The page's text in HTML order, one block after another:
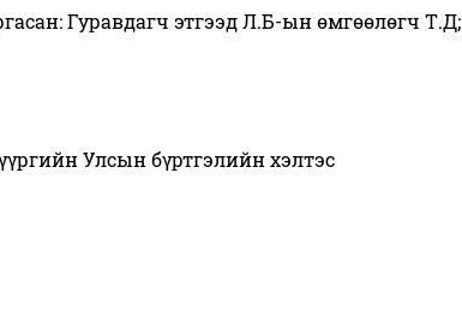
Гуравдагч этгээд Л.Б-ын өмгөөлөгч Т.Д;
Улсын бүртгэлийн хэлтэс